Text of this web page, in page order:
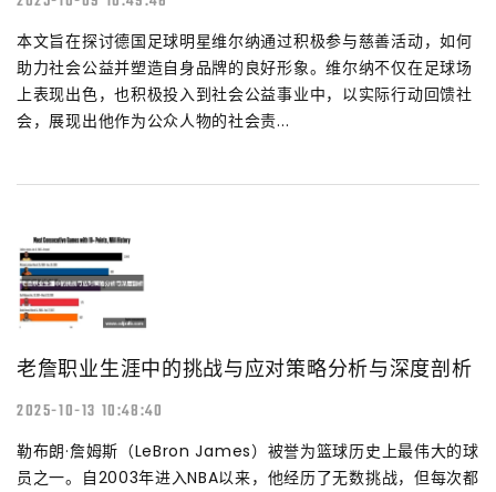
本文旨在探讨德国足球明星维尔纳通过积极参与慈善活动，如何
助力社会公益并塑造自身品牌的良好形象。维尔纳不仅在足球场
上表现出色，也积极投入到社会公益事业中，以实际行动回馈社
会，展现出他作为公众人物的社会责...
老詹职业生涯中的挑战与应对策略分析与深度剖析
2025-10-13 10:48:40
勒布朗·詹姆斯（LeBron James）被誉为篮球历史上最伟大的球
员之一。自2003年进入NBA以来，他经历了无数挑战，但每次都